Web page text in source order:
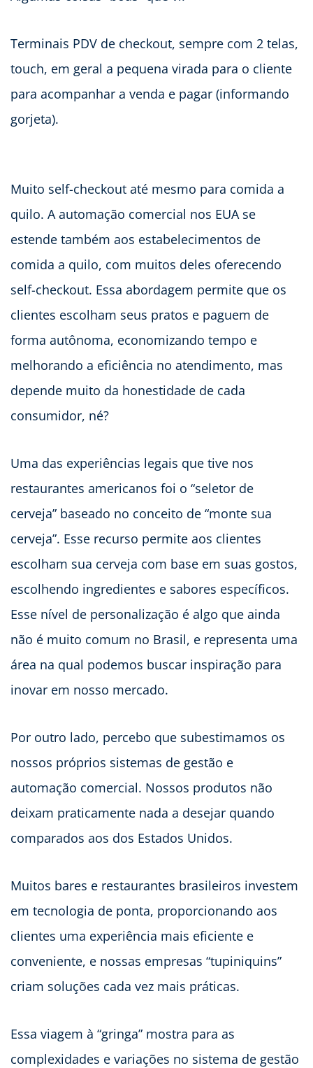
Terminais PDV de checkout, sempre com 2 telas,
touch, em geral a pequena virada para o cliente
para acompanhar a venda e pagar (informando
gorjeta).
Muito self-checkout até mesmo para comida a
quilo. A automação comercial nos EUA se
estende também aos estabelecimentos de
comida a quilo, com muitos deles oferecendo
self-checkout. Essa abordagem permite que os
clientes escolham seus pratos e paguem de
forma autônoma, economizando tempo e
melhorando a eficiência no atendimento, mas
depende muito da honestidade de cada
consumidor, né?
Uma das experiências legais que tive nos
restaurantes americanos foi o “seletor de
cerveja” baseado no conceito de “monte sua
cerveja”. Esse recurso permite aos clientes
escolham sua cerveja com base em suas gostos,
escolhendo ingredientes e sabores específicos.
Esse nível de personalização é algo que ainda
não é muito comum no Brasil, e representa uma
área na qual podemos buscar inspiração para
inovar em nosso mercado.
Por outro lado, percebo que subestimamos os
nossos próprios sistemas de gestão e
automação comercial. Nossos produtos não
deixam praticamente nada a desejar quando
comparados aos dos Estados Unidos.
Muitos bares e restaurantes brasileiros investem
em tecnologia de ponta, proporcionando aos
clientes uma experiência mais eficiente e
conveniente, e nossas empresas “tupiniquins”
criam soluções cada vez mais práticas.
Essa viagem à “gringa” mostra para as
complexidades e variações no sistema de gestão